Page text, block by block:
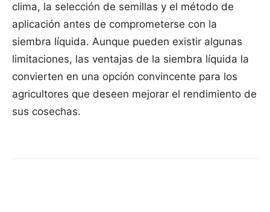
clima, la selección de semillas y el método de
aplicación antes de comprometerse con la
siembra líquida. Aunque pueden existir algunas
limitaciones, las ventajas de la siembra líquida la
convierten en una opción convincente para los
agricultores que deseen mejorar el rendimiento de
sus cosechas.